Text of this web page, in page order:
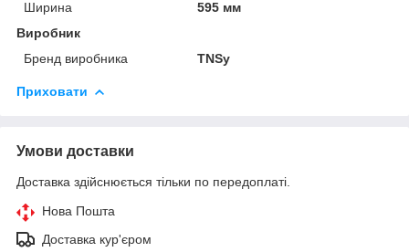
Ширина
595 мм
Виробник
Бренд виробника
TNSy
Приховати
Умови доставки
Доставка здійснюється тільки по передоплаті.
Нова Пошта
Доставка кур'єром